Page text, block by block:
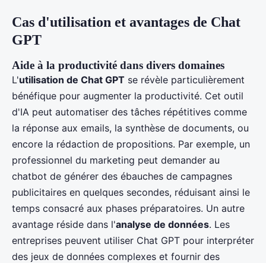
Cas d'utilisation et avantages de Chat
GPT
Aide à la productivité dans divers domaines
L'utilisation de Chat GPT se révèle particulièrement
bénéfique pour augmenter la productivité. Cet outil
d'IA peut automatiser des tâches répétitives comme
la réponse aux emails, la synthèse de documents, ou
encore la rédaction de propositions. Par exemple, un
professionnel du marketing peut demander au
chatbot de générer des ébauches de campagnes
publicitaires en quelques secondes, réduisant ainsi le
temps consacré aux phases préparatoires. Un autre
avantage réside dans l'analyse de données. Les
entreprises peuvent utiliser Chat GPT pour interpréter
des jeux de données complexes et fournir des